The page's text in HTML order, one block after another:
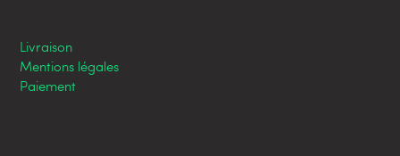
Livraison
Mentions légales
Paiement